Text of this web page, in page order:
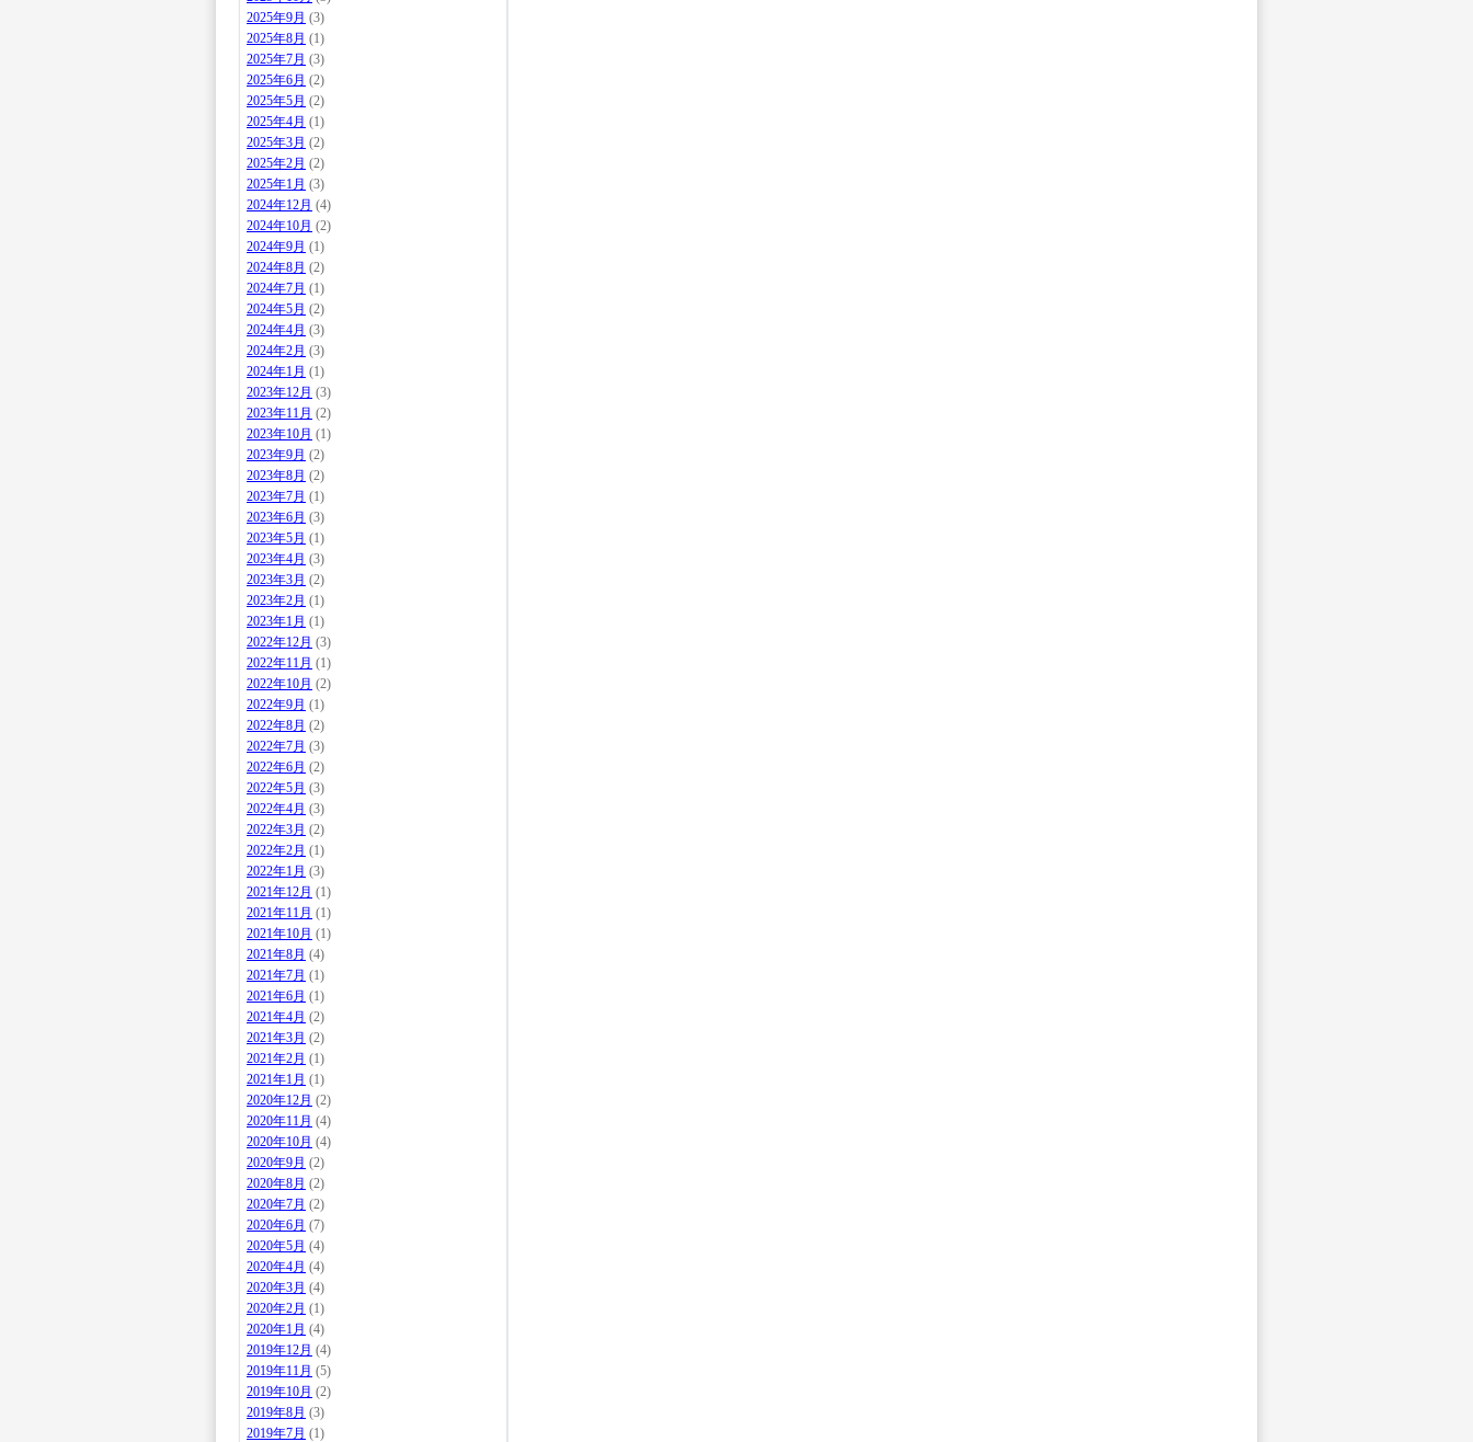
2025年9月 (3)
2025年8月 (1)
2025年7月 (3)
2025年6月 (2)
2025年5月 (2)
2025年4月 (1)
2025年3月 (2)
2025年2月 (2)
2025年1月 (3)
2024年12月 (4)
2024年10月 (2)
2024年9月 (1)
2024年8月 (2)
2024年7月 (1)
2024年5月 (2)
2024年4月 (3)
2024年2月 (3)
2024年1月 (1)
2023年12月 (3)
2023年11月 (2)
2023年10月 (1)
2023年9月 (2)
2023年8月 (2)
2023年7月 (1)
2023年6月 (3)
2023年5月 (1)
2023年4月 (3)
2023年3月 (2)
2023年2月 (1)
2023年1月 (1)
2022年12月 (3)
2022年11月 (1)
2022年10月 (2)
2022年9月 (1)
2022年8月 (2)
2022年7月 (3)
2022年6月 (2)
2022年5月 (3)
2022年4月 (3)
2022年3月 (2)
2022年2月 (1)
2022年1月 (3)
2021年12月 (1)
2021年11月 (1)
2021年10月 (1)
2021年8月 (4)
2021年7月 (1)
2021年6月 (1)
2021年4月 (2)
2021年3月 (2)
2021年2月 (1)
2021年1月 (1)
2020年12月 (2)
2020年11月 (4)
2020年10月 (4)
2020年9月 (2)
2020年8月 (2)
2020年7月 (2)
2020年6月 (7)
2020年5月 (4)
2020年4月 (4)
2020年3月 (4)
2020年2月 (1)
2020年1月 (4)
2019年12月 (4)
2019年11月 (5)
2019年10月 (2)
2019年8月 (3)
2019年7月 (1)